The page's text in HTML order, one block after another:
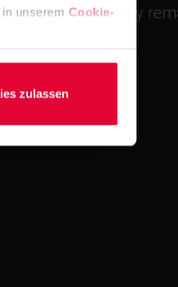
unserem Cookie-
zulassen
while the facility